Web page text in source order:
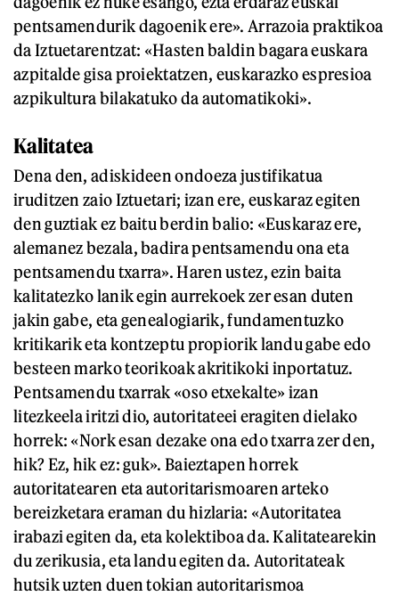
pentsamendurik dagoenik ere». Arrazoia praktikoa
da Iztuetarentzat: «Hasten baldin bagara euskara
azpitalde gisa proiektatzen, euskarazko espresioa
azpikultura bilakatuko da automatikoki».
Kalitatea
Dena den, adiskideen ondoeza justifikatua
iruditzen zaio Iztuetari; izan ere, euskaraz egiten
den guztiak ez baitu berdin balio: «Euskaraz ere,
alemanez bezala, badira pentsamendu ona eta
pentsamendu txarra». Haren ustez, ezin baita
kalitatezko lanik egin aurrekoek zer esan duten
jakin gabe, eta genealogiarik, fundamentuzko
kritikarik eta kontzeptu propiorik landu gabe edo
besteen marko teorikoak akritikoki inportatuz.
Pentsamendu txarrak «oso etxekalte» izan
litezkeela iritzi dio, autoritateei eragiten dielako
horrek: «Nork esan dezake ona edo txarra zer den,
hik? Ez, hik ez: guk». Baieztapen horrek
autoritatearen eta autoritarismoaren arteko
bereizketara eraman du hizlaria: «Autoritatea
irabazi egiten da, eta kolektiboa da. Kalitatearekin
du zerikusia, eta landu egiten da. Autoritateak
hutsik uzten duen tokian autoritarismoa